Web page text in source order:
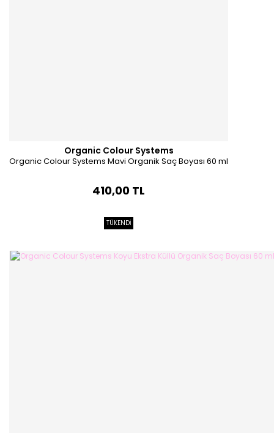
Organic Colour Systems
Organic Colour Systems Mavi Organik Saç Boyası 60 ml
410,00 TL
TÜKENDİ